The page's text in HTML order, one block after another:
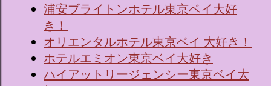
浦安ブライトンホテル東京ベイ大好
き！
オリエンタルホテル東京ベイ 大好き！
ホテルエミオン東京ベイ大好き
ハイアットリージェンシー東京ベイ大